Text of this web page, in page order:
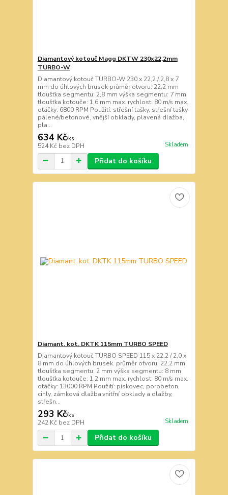
Diamantový kotouč Magg DKTW 230x22,2mm
TURBO-W
Diamantový kotouč TURBO-W 230 x 22,2 / 2,8 x 7
mm do úhlových brusek průměr otvoru: 22,2 mm
tloušťka segmentu: 2,8 mm výška segmentu: 7 mm
tloušťka kotouče: 1,6 mm max. rychlost: 80 m/s max.
otáčky: 6800 RPM Použití: střešní tašky, střešní tašky
pálené/betonové, vnější obklady, plavená dlažba,
pla...
634 Kč/ks
524 Kč bez DPH Skladem
Přidat do košíku
Diamant. kot. DKTK 115mm TURBO SPEED
Diamantový kotouč TURBO SPEED 115 x 22,2 / 2,0 x
8 mm do úhlových brusek. průměr otvoru: 22,2 mm
tloušťka segmentu: 2 mm výška segmentu: 8 mm
tloušťka kotouče: 1,2 mm max. rychlost: 80 m/s max.
otáčky: 13000 RPM Použití: pískovec, porobeton,
cihly, zámková dlažba,vnitřní obklady a dlažby,
střešn...
293 Kč/ks
242 Kč bez DPH Skladem
Přidat do košíku